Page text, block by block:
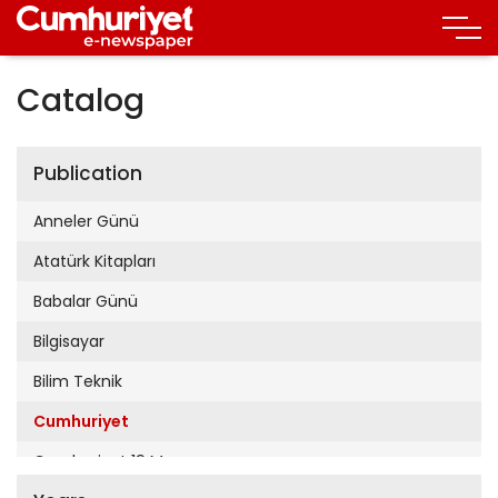
Catalog
Publication
Anneler Günü
Atatürk Kitapları
Babalar Günü
Bilgisayar
Bilim Teknik
Cumhuriyet
Cumhuriyet 19 Mayıs